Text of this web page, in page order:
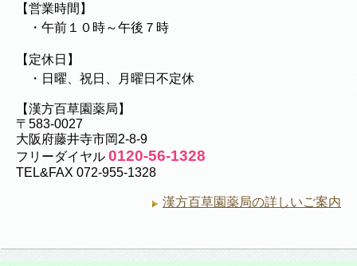
【営業時間】
・午前１０時～午後７時
【定休日】
・日曜、祝日、月曜日不定休
【漢方百草園薬局】
〒583-0027
大阪府藤井寺市岡2-8-9
フリーダイヤル 0120-56-1328
TEL&FAX 072-955-1328
漢方百草園薬局の詳しいご案内